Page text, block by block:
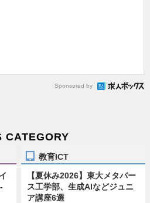
Sponsored by
CATEGORY
教育ICT
【夏休み2026】東大メタバー
ス工学部、生成AIなどジュニ
ア講座6選